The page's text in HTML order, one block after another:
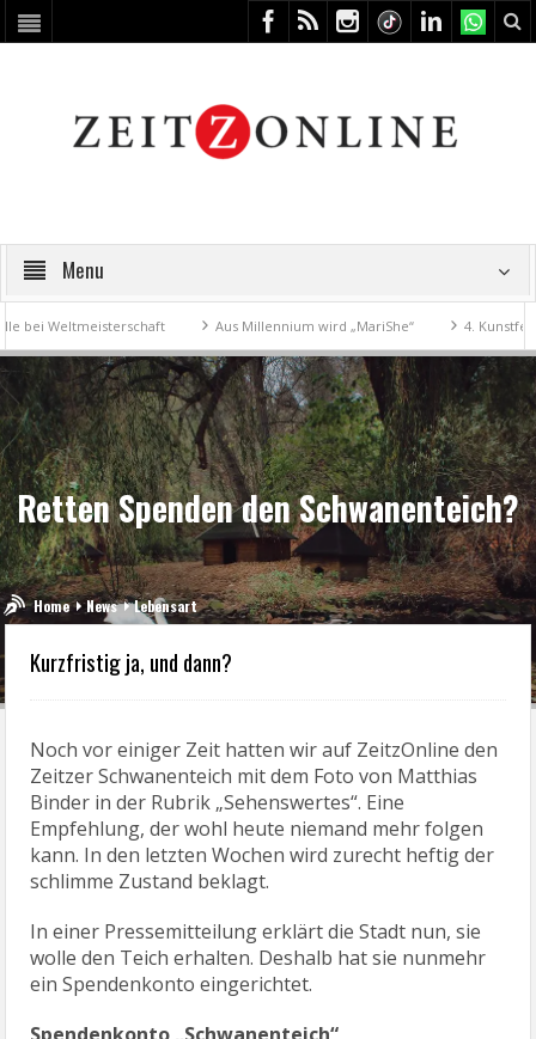
Menu
Weltmeisterschaft Aus Millennium wird „MariShe“ 4. Kunstfest
Retten Spenden den Schwanenteich?
Home News Lebensart
Kurzfristig ja, und dann?
Noch vor einiger Zeit hatten wir auf ZeitzOnline den
Zeitzer Schwanenteich mit dem Foto von Matthias
Binder in der Rubrik „Sehenswertes“. Eine
Empfehlung, der wohl heute niemand mehr folgen
kann. In den letzten Wochen wird zurecht heftig der
schlimme Zustand beklagt.
In einer Pressemitteilung erklärt die Stadt nun, sie
wolle den Teich erhalten. Deshalb hat sie nunmehr
ein Spendenkonto eingerichtet.